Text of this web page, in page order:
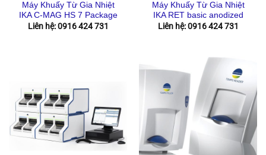
Máy Khuấy Từ Gia Nhiệt
IKA C-MAG HS 7 Package
Liên hệ: 0916 424 731
Máy Khuấy Từ Gia Nhiệt
IKA RET basic anodized
Liên hệ: 0916 424 731